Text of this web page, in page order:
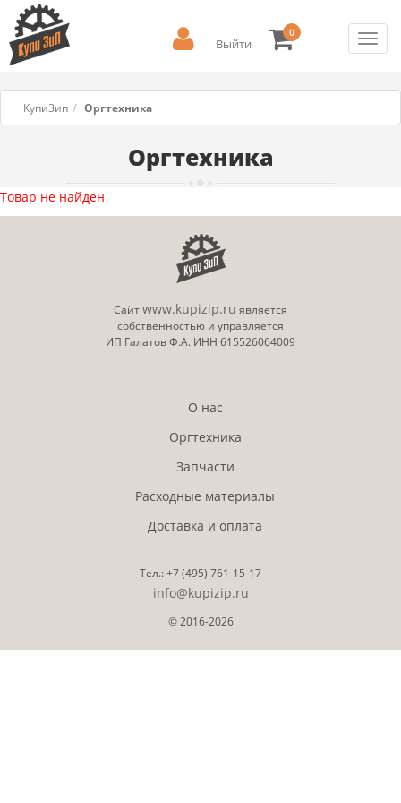
Выйти
0
КупиЗип Оргтехника
Оргтехника
Товар не найден
Сайтwww.kupizip.ru является
собственностью и управляется
ИП Галатов Ф.А. ИНН 615526064009
О нас
Оргтехника
Запчасти
Расходные материалы
Доставка и оплата
Тел.:+7 (495) 761-15-17
info@kupizip.ru
© 2016-2026